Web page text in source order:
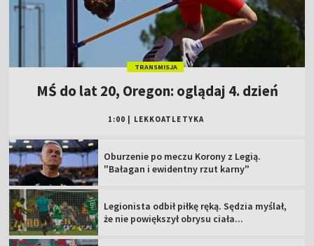
TRANSMISJA
MŚ do lat 20, Oregon: oglądaj 4. dzień
1:00 LEKKOATLETYKA
Oburzenie po meczu Korony z Legią.
"Bałagan i ewidentny rzut karny"
Legionista odbił piłkę ręką. Sędzia myślał,
że nie powiększył obrysu ciała...